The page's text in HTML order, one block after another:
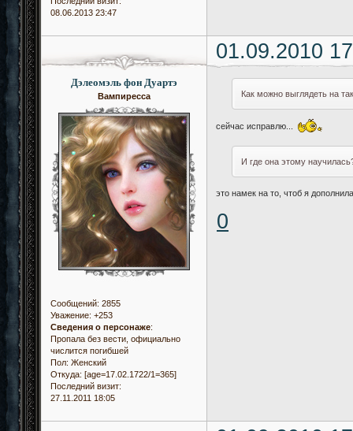
08.06.2013 23:47
01.09.2010
Дэлеомэль фон Дуартэ
Вампиресса
Сообщений: 2855
Уважение: +253
Сведения о персонаже:
Пропала без вести, официально
числится погибшей
Пол: Женский
Откуда: [age=17.02.1722/1=365]
Последний визит:
27.11.2011 18:05
Как можно выглядеть на
сейчас исправлю...
И где она этому
это намек на то, чтоб я
0